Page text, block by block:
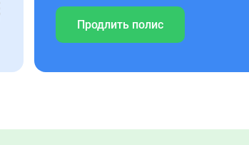
Продлить полис